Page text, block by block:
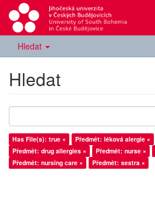
Hledat
Hledat
Has File(s): true × Předmět: léková alergie ×
Předmět: drug allergies ×
Předmět: nurse ×
Předmět: nursing care ×
Předmět: sestra ×